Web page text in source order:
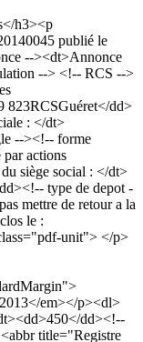
h3><p
publié le
--><dt>Annonce
--> <!-- RCS -->
823RCSGuéret</dd>
: </dt>
--><!-- forme
actions
siège social : </dt>
type de depot -
mettre de retour a la
le :
unit"> </p>
em></p><dl>
dd><!--
title="Registre